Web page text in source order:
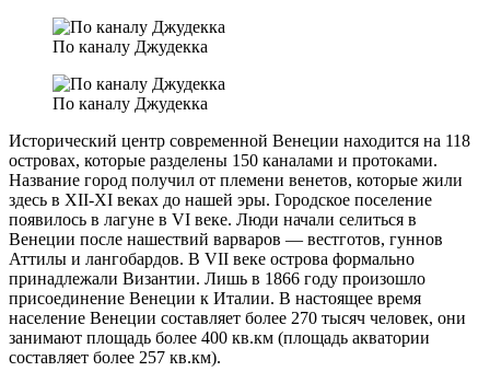
По каналу Джудекка
По каналу Джудекка
Исторический центр современной Венеции находится на 118
островах, которые разделены 150 каналами и протоками.
Название город получил от племени венетов, которые жили
здесь в XII-XI веках до нашей эры. Городское поселение
появилось в лагуне в VI веке. Люди начали селиться в
Венеции после нашествий варваров — вестготов, гуннов
Аттилы и лангобардов. В VII веке острова формально
принадлежали Византии. Лишь в 1866 году произошло
присоединение Венеции к Италии. В настоящее время
население Венеции составляет более 270 тысяч человек, они
занимают площадь более 400 кв.км (площадь акватории
составляет более 257 кв.км).